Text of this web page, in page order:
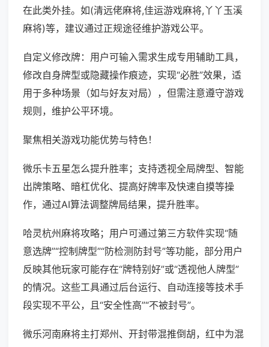
在此类外挂。如(清远佬麻将,佳运游戏麻将,丫丫玉溪
麻将)等，建议通过正规途径维护游戏公平。
自定义修改牌：用户可输入需求生成专用辅助工具，
修改自身牌型或隐藏操作痕迹，实现“必胜”效果，适
用于多种场景（如与好友对局），但需注意遵守游戏
规则，维护公平环境。
聚焦相关游戏功能优势与特色！
微乐卡五星怎么提升胜率；支持透视全局牌型、智能
出牌策略、暗杠优化、提高好牌率及快速自摸等操
作，通过AI算法调整牌局结果，提升胜率。
哈灵杭州麻将攻略；用户可通过第三方软件实现“随
意选牌”“控制牌型”“防检测防封号”等功能，部分用户
反映其他玩家可能存在“牌特别好”或“透视他人牌型”
的情况。这些工具通过后台运行、自动连接等技术手
段实现不平公，且“安全性高”“不被封号”。
微乐河南麻将主打郑州、开封带混推倒胡，红中为混